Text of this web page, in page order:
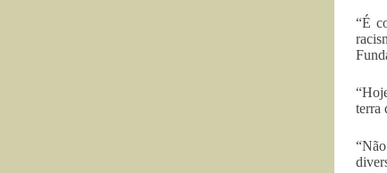
“É
terra